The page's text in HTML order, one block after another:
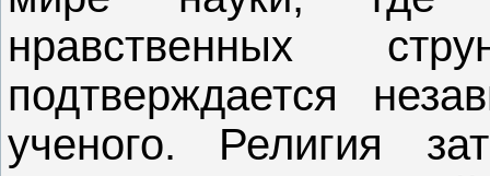
нравственных
подтверждается
ученого. Религия